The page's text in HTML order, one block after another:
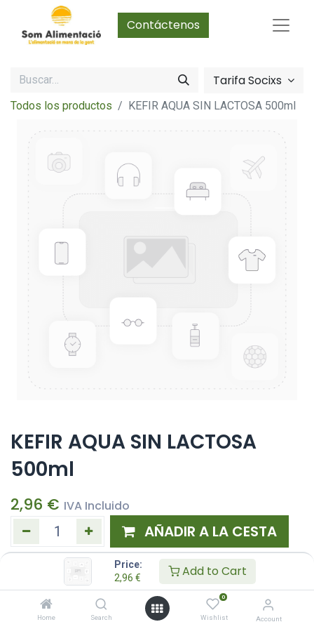
Price:
2,96 € Add to Cart
Home Search
0
Wishlist Account
Contáctenos
Tarifa Socixs
Todos los productos KEFIR AQUA SIN LACTOSA 500ml
KEFIR AQUA SIN LACTOSA
500ml
2,96 € IVA Incluido
AÑADIR A LA CESTA
Añadir a lista de deseos